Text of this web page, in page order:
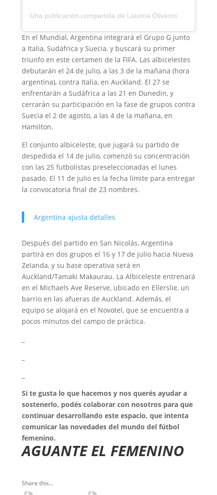
En el Mundial, Argentina integrará el Grupo G junto
a Italia, Sudáfrica y Suecia, y buscará su primer
triunfo en este certamen de la FIFA. Las albicelestes
debutarán el 24 de julio, a las 3 de la mañana (hora
argentina), contra Italia, en Auckland. El 27 se
enfrentarán a Sudáfrica a las 21 en Dunedin, y
cerrarán su participación en la fase de grupos contra
Suecia el 2 de agosto, a las 4 de la mañana, en
Hamilton.
El conjunto albiceleste, que jugará su partido de
despedida el 14 de julio, comenzó su concentración
con las 25 futbolistas preseleccionadas el lunes
pasado. El 11 de julio es la fecha límite para entregar
la convocatoria final de 23 nombres.
Argentina ajusta detalles
Después del partido en San Nicolás, Argentina
partirá en dos grupos el 16 y 17 de julio hacia Nueva
Zelanda, y su base operativa será en
Auckland/Tamaki Makaurau. La Albiceleste entrenará
en el Michaels Ave Reserve, ubicado en Ellerslie, un
barrio en las afueras de Auckland. Además, el
equipo se alojará en el Novotel, que se encuentra a
pocos minutos del campo de práctica.
Si te gusta lo que hacemos y nos querés ayudar a
sostenerlo, podés colaborar con nosotros para que
continuar desarrollando este espacio, que intenta
comunicar las novedades del mundo del fútbol
femenino.
AGUANTE EL FEMENINO
Share this...